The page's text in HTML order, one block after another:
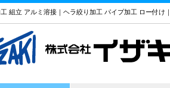
組立 アルミ溶接｜ヘラ絞り加工 パイプ加工 ロー付け